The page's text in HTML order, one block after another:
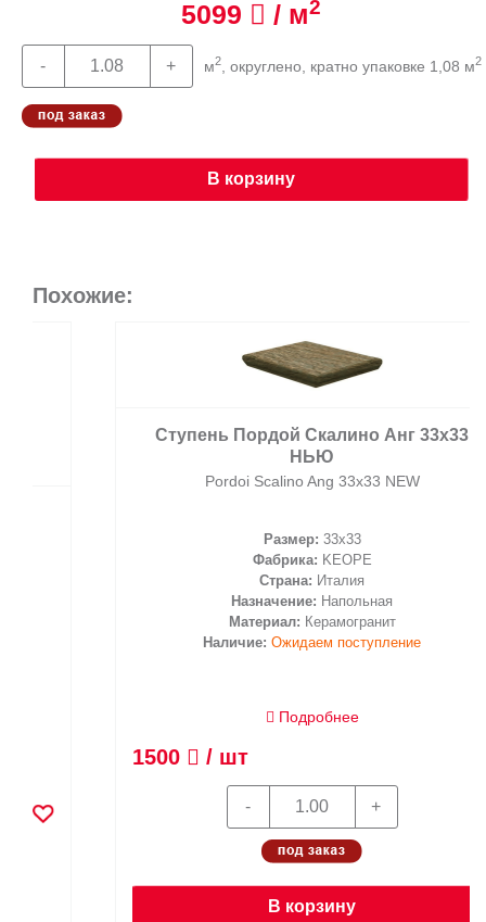
5099 / м2
м2, округлено, кратно упаковке 1,08 м2
В корзину
Похожие:
Ступень Пордой Скалино Анг 33х33
Pordoi Scalino Ang 33х33 NEW
33x33
Фабрика:KEOPE
Италия
Назначение:Напольная
Материал:Керамогранит
Наличие: Ожидаем поступление
Подробнее
/ шт
В корзину